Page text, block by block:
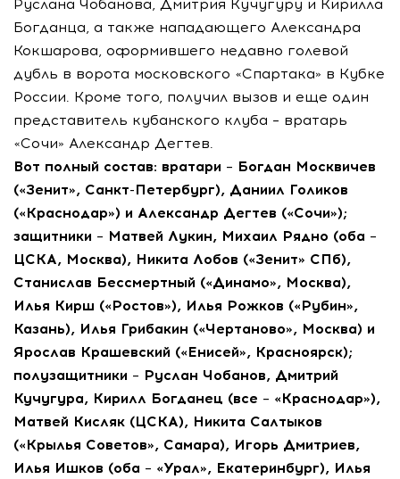
Руслана Чобанова, Дмитрия Кучугуру и Кирилла
Богданца, а также нападающего Александра
Кокшарова, оформившего недавно голевой
дубль в ворота московского «Спартака» в Кубке
России. Кроме того, получил вызов и еще один
представитель кубанского клуба – вратарь
«Сочи» Александр Дегтев.
Вот полный состав: вратари – Богдан Москвичев
(«Зенит», Санкт-Петербург), Даниил Голиков
(«Краснодар») и Александр Дегтев («Сочи»);
защитники – Матвей Лукин, Михаил Рядно (оба –
ЦСКА, Москва), Никита Лобов («Зенит» СПб),
Станислав Бессмертный («Динамо», Москва),
Илья Кирш («Ростов»), Илья Рожков («Рубин»,
Казань), Илья Грибакин («Чертаново», Москва) и
Ярослав Крашевский («Енисей», Красноярск);
полузащитники – Руслан Чобанов, Дмитрий
Кучугура, Кирилл Богданец (все – «Краснодар»),
Матвей Кисляк (ЦСКА), Никита Салтыков
(«Крылья Советов», Самара), Игорь Дмитриев,
Илья Ишков (оба – «Урал», Екатеринбург), Илья